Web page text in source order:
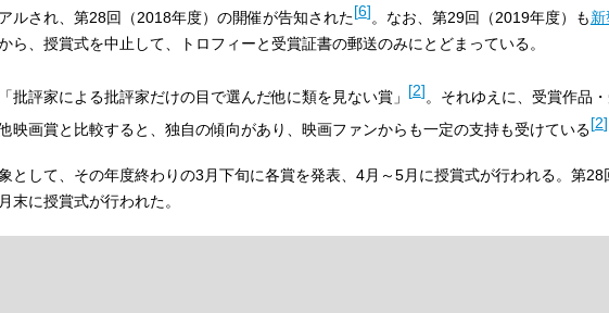
ルされ、第28回（2018年度）の開催が告知された[6]。なお、第29回（2019年度）も
ら、授賞式を中止して、トロフィーと受賞証書の郵送のみにとどまっている。
批評家による批評家だけの目で選んだ他に類を見ない賞」 [2]。それゆえに、受賞作品
映画賞と比較すると、独自の傾向があり、映画ファンからも一定の支持も受けている[2]
として、その年度終わりの3月下旬に各賞を発表、4月～5月に授賞式が行われる。第
末に授賞式が行われた。